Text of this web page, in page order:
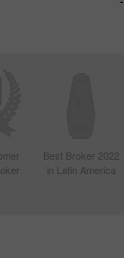
Best Broker 2022
in Latin America